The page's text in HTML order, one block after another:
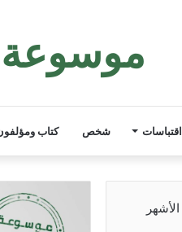
اقتباسات شخص كتاب
الأشهر